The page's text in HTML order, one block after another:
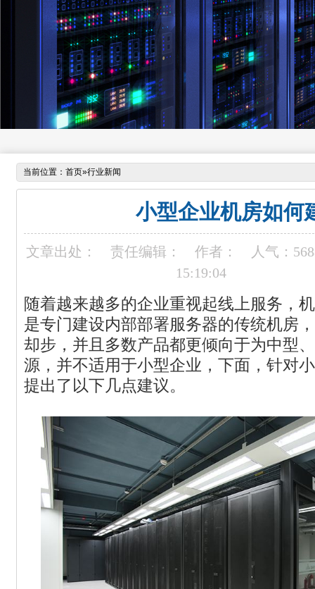
当前位置： 首页»行业新闻
小型企业机房如何
文章出处： 责任编辑： 作者： 人气：
15:19:04
随着越来越多的企业重视起线上服务，
是专门建设内部部署服务器的传统机房
却步，并且多数产品都更倾向于为中型
源，并不适用于小型企业，下面，针对
提出了以下几点建议。